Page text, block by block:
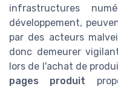
infrastructures
développement,
par des acteurs
donc demeurer
lors de l'achat de
pages produit